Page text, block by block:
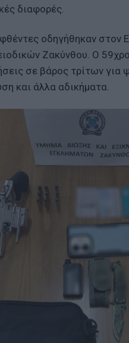
διαφορές.
οδηγήθηκαν στον
Ζακύνθου. Ο
σε βάρος τρίτων για
και άλλα αδικήματα.